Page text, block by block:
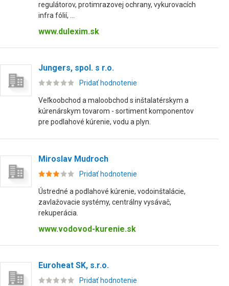
regulátorov, protimrazovej ochrany, vykurovacích
infra fólií, ...
www.dulexim.sk
Jungers, spol. s r.o.
Pridať hodnotenie
Veľkoobchod a maloobchod s inštalatérskym a
kúrenárskym tovarom - sortiment komponentov
pre podlahové kúrenie, vodu a plyn.
Miroslav Mudroch
Pridať hodnotenie
Ústredné a podlahové kúrenie, vodoinštalácie,
zavlažovacie systémy, centrálny vysávač,
rekuperácia.
www.vodovod-kurenie.sk
Euroheat SK, s.r.o.
Pridať hodnotenie